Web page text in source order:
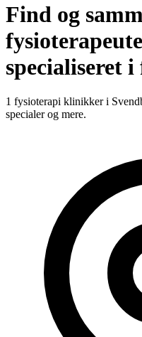
Find og
specialiseret i
1 fysioterapi klinikker i
specialer og mere.